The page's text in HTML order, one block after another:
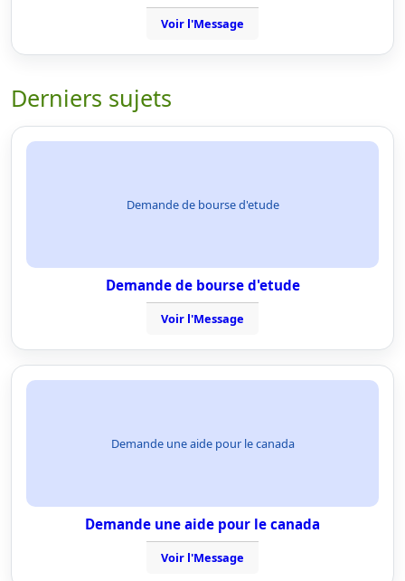
Voir l'Message
Derniers sujets
Demande de bourse d'etude
Demande de bourse d'etude
Voir l'Message
Demande une aide pour le canada
Demande une aide pour le canada
Voir l'Message